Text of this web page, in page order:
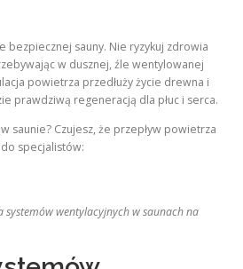
bezpiecznej sauny. Nie ryzykuj zdrowia
w dusznej, źle wentylowanej
powietrza przedłuży życie drewna i
prawdziwą regeneracją dla płuc i serca.
saunie? Czujesz, że przepływ powietrza
specjalistów:
systemów wentylacyjnych w saunach na